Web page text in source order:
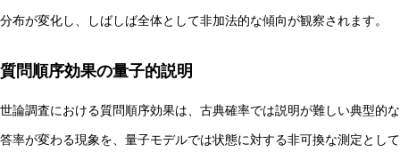
分布が変化し、しばしば全体として非加法的な傾向が観察されます。
質問順序効果の量子的説明
世論調査における質問順序効果は、古典確率では説明が難しい典型的
答率が変わる現象を、量子モデルでは状態に対する非可換な測定とし